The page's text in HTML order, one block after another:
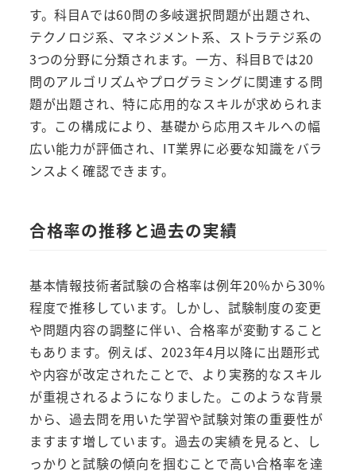
す。科目Aでは60問の多岐選択問題が出題され、
テクノロジ系、マネジメント系、ストラテジ系の
3つの分野に分類されます。一方、科目Bでは20
問のアルゴリズムやプログラミングに関連する問
題が出題され、特に応用的なスキルが求められま
す。この構成により、基礎から応用スキルへの幅
広い能力が評価され、IT業界に必要な知識をバラ
ンスよく確認できます。
合格率の推移と過去の実績
基本情報技術者試験の合格率は例年20%から30%
程度で推移しています。しかし、試験制度の変更
や問題内容の調整に伴い、合格率が変動すること
もあります。例えば、2023年4月以降に出題形式
や内容が改定されたことで、より実務的なスキル
が重視されるようになりました。このような背景
から、過去問を用いた学習や試験対策の重要性が
ますます増しています。過去の実績を見ると、し
っかりと試験の傾向を掴むことで高い合格率を達